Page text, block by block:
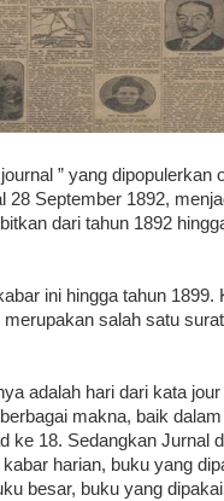
” yang dipopulerkan
28 September 1892,
dari tahun 1892
ini hingga tahun 1899.
salah satu
adalah hari dari kata
makna, baik
ke 18. Sedangkan Jurnal
harian, buku yang
besar, buku yang